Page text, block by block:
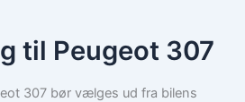
til Peugeot 307
307 bør vælges ud fra bilens